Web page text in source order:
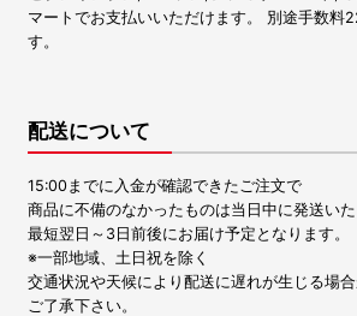
マートでお支払いいただけます。 別途手数料
す。
配送について
15:00までに入金が確認できたご注文で
商品に不備のなかったものは当日中に発送いた
最短翌日～3日前後にお届け予定となります。
※一部地域、土日祝を除く
交通状況や天候により配送に遅れが生じる場
ご了承下さい。